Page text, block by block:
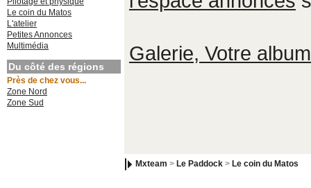
Le coin du Matos
L'atelier
Petites Annonces
Multimédia
Du côté des régions
Près de chez vous...
Zone Nord
Zone Sud
Galerie, Votre
Mxteam > Le Paddock> Le coin du Matos